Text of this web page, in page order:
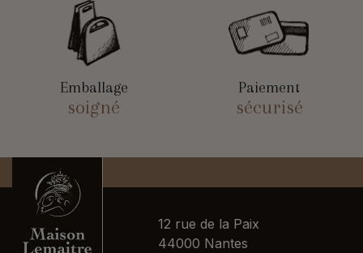
Emballage
soigné
Paiement
sécurisé
12 rue de la Paix
44000 Nantes